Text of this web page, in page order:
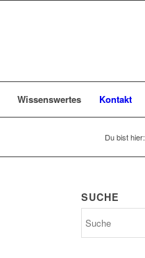
Wissenswertes Kontakt
Du bist hier:
SUCHE